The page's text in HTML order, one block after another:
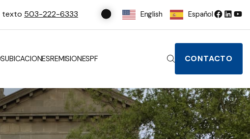
texto 503-222-6333 English Español
UBICACIONESREMISIONESPF CONTACTO